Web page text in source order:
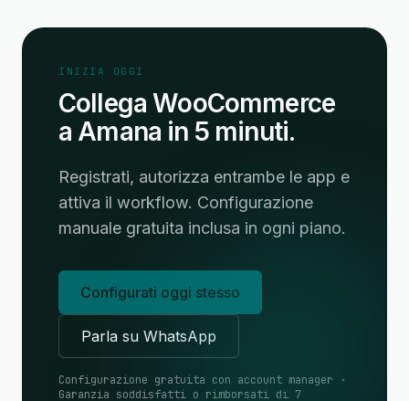
INIZIA OGGI
Collega WooCommerce
a Amana in 5 minuti.
Registrati, autorizza entrambe le app e
attiva il workflow. Configurazione
manuale gratuita inclusa in ogni piano.
Configurati oggi stesso
Parla su WhatsApp
Configurazione gratuita con account manager ·
Garanzia soddisfatti o rimborsati di 7